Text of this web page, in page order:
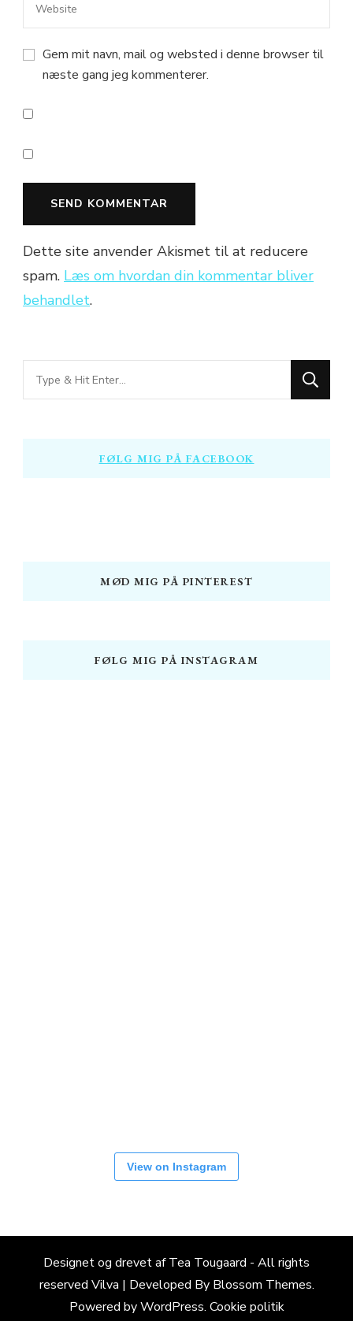
Gem mit navn, mail og websted i denne browser til
næste gang jeg kommenterer.
Dette site anvender Akismet til at reducere
spam. Læs om hvordan din kommentar bliver
behandlet.
Looking
for
FØLG MIG PÅ FACEBOOK
MØD MIG PÅ PINTEREST
FØLG MIG PÅ INSTAGRAM
View on Instagram
Designet og drevet af Tea Tougaard - All rights
reserved Vilva | Developed By Blossom Themes.
Powered byWordPress. Cookie politik